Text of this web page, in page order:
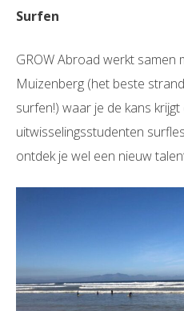
Surfen
GROW Abroad werkt samen
Muizenberg (het beste
surfen!) waar je de kans
uitwisselingsstudenten
ontdek je wel een nieuw